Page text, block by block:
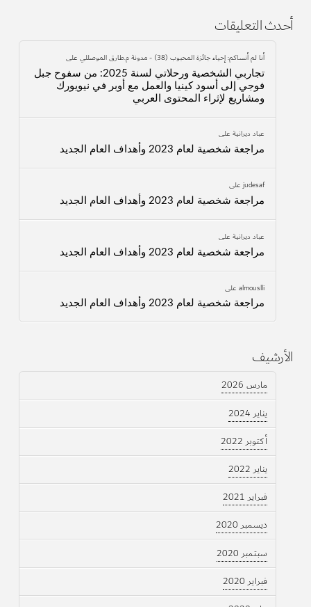
أحدث التعليقات
أنا لم أنساكم: إحياء جائزة المحبوب (38) - مدونة م.طارق الموصللي على
تجاربي الشخصية ورحلاتي لسنة 2025: من سفوح جبل
فوجي إلى أسود كينيا والعمل مع أوبر في نيويورك
ومشاريع لإثراء المحتوى العربي
عباد ديرانيةعلى
مراجعة شخصية لعام 2023 وأهداف العام الجديد
judesafعلى
مراجعة شخصية لعام 2023 وأهداف العام الجديد
عباد ديرانيةعلى
مراجعة شخصية لعام 2023 وأهداف العام الجديد
almouslliعلى
مراجعة شخصية لعام 2023 وأهداف العام الجديد
الأرشيف
مارس 2026
يناير 2024
أكتوبر 2022
يناير 2022
فبراير 2021
ديسمبر 2020
سبتمبر 2020
فبراير 2020